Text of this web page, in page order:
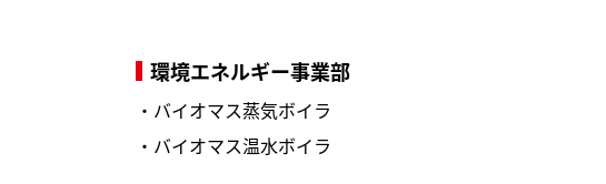
環境エネルギー事業部
・ バイオマス蒸気ボイラ
・ バイオマス温水ボイラ